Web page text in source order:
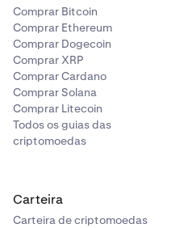
Comprar Bitcoin
Comprar Ethereum
Comprar Dogecoin
Comprar XRP
Comprar Cardano
Comprar Solana
Comprar Litecoin
Todos os guias das
criptomoedas
Carteira
Carteira de criptomoedas